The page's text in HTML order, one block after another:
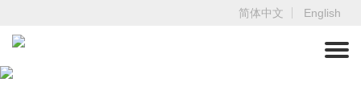
简体中文 English